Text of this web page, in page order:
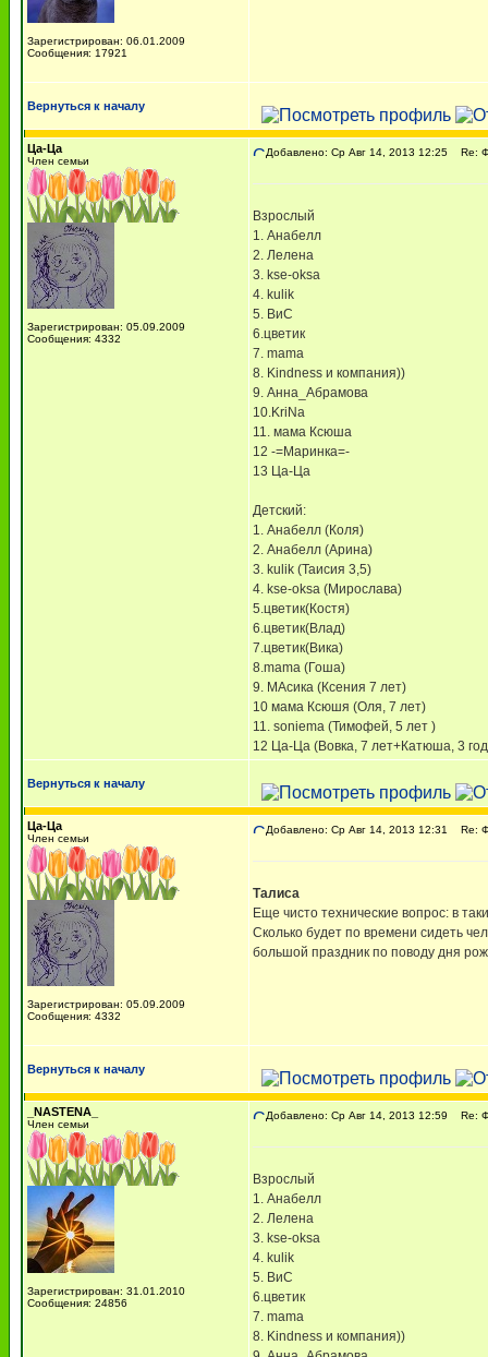
Зарегистрирован: 06.01.2009
Сообщения: 17921
Вернуться к началу
Ца-Ца
Член семьи
Зарегистрирован: 05.09.2009
Сообщения: 4332
Добавлено: Ср Авг 14, 2013 12:25 Re:
Взрослый
1. Анабелл
2. Лелена
3. kse-oksa
4. kulik
5. ВиС
6.цветик
7. mama
8. Kindness и компания))
9. Анна_Абрамова
10.KriNa
11. мама Ксюша
12 -=Маринка=-
13 Ца-Ца
Детский:
1. Анабелл (Коля)
2. Анабелл (Арина)
3. kulik (Таисия 3,5)
4. kse-oksa (Мирослава)
5.цветик(Костя)
6.цветик(Влад)
7.цветик(Вика)
8.mama (Гоша)
9. МАсика (Ксения 7 лет)
10 мама Ксюшя (Оля, 7 лет)
11. soniema (Тимофей, 5 лет )
12 Ца-Ца (Вовка, 7 лет+Катюша, 3
Вернуться к началу
Ца-Ца
Член семьи
Зарегистрирован: 05.09.2009
Сообщения: 4332
Добавлено: Ср Авг 14, 2013 12:31 Re:
Талиса
Еще чисто технические вопрос: в
Сколько будет по времени сидеть
большой праздник по поводу дня
Вернуться к началу
_NASTENA_
Член семьи
Зарегистрирован: 31.01.2010
Сообщения: 24856
Добавлено: Ср Авг 14, 2013 12:59 Re:
Взрослый
1. Анабелл
2. Лелена
3. kse-oksa
4. kulik
5. ВиС
6.цветик
7. mama
8. Kindness и компания))